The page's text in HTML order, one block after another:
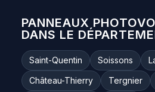
PANNEAUX
DANS LE
Saint-Quentin Soissons
Château-Thierry
Tergnier